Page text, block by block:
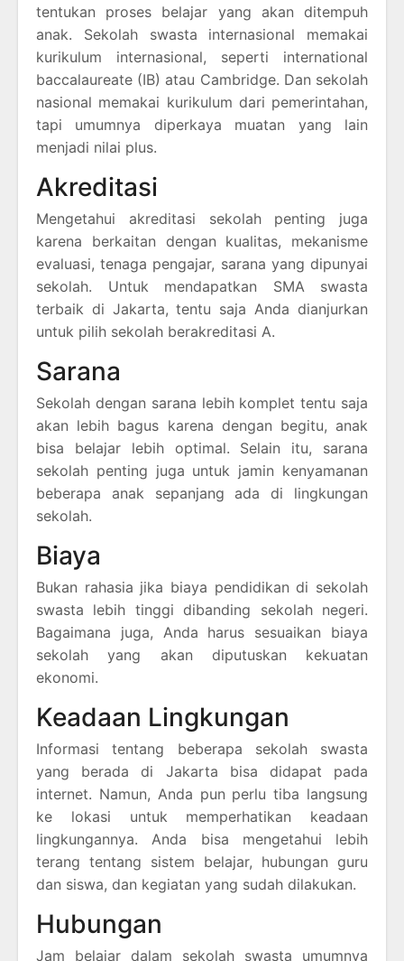
tentukan proses belajar yang akan ditempuh
anak. Sekolah swasta internasional memakai
kurikulum internasional, seperti international
baccalaureate (IB) atau Cambridge. Dan sekolah
nasional memakai kurikulum dari pemerintahan,
tapi umumnya diperkaya muatan yang lain
menjadi nilai plus.
Akreditasi
Mengetahui akreditasi sekolah penting juga
karena berkaitan dengan kualitas, mekanisme
evaluasi, tenaga pengajar, sarana yang dipunyai
sekolah. Untuk mendapatkan SMA swasta
terbaik di Jakarta, tentu saja Anda dianjurkan
untuk pilih sekolah berakreditasi A.
Sarana
Sekolah dengan sarana lebih komplet tentu saja
akan lebih bagus karena dengan begitu, anak
bisa belajar lebih optimal. Selain itu, sarana
sekolah penting juga untuk jamin kenyamanan
beberapa anak sepanjang ada di lingkungan
sekolah.
Biaya
Bukan rahasia jika biaya pendidikan di sekolah
swasta lebih tinggi dibanding sekolah negeri.
Bagaimana juga, Anda harus sesuaikan biaya
sekolah yang akan diputuskan kekuatan
ekonomi.
Keadaan Lingkungan
Informasi tentang beberapa sekolah swasta
yang berada di Jakarta bisa didapat pada
internet. Namun, Anda pun perlu tiba langsung
ke lokasi untuk memperhatikan keadaan
lingkungannya. Anda bisa mengetahui lebih
terang tentang sistem belajar, hubungan guru
dan siswa, dan kegiatan yang sudah dilakukan.
Hubungan
Jam belajar dalam sekolah swasta umumnya